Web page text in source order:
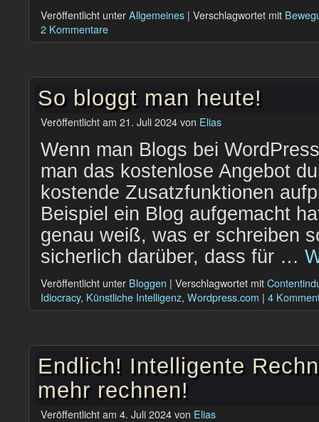
Veröffentlicht unterAllgemeines | Verschlagwortet mit
2 Kommentare
So bloggt man heute!
Veröffentlicht am 21. Juli 2024von Elias
Wenn man Blogs bei
man das kostenlose Angebot
kostende Zusatzfunktionen
Beispiel ein Blog aufgemacht
genau weiß, was er schreiben
sicherlich darüber, dass für …
Veröffentlicht unter Bloggen | Verschlagwortet mit
Idiocracy, Künstliche Intelligenz, Wordpress.com | 4
Endlich! Intelligente
mehr rechnen!
Veröffentlicht am 4. Juli 2024von Elias